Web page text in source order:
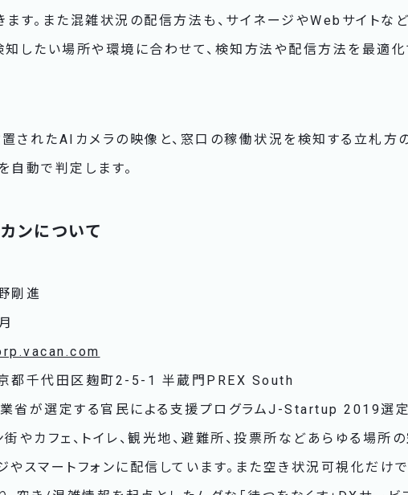
す。また混雑状況の配信方法も、サイネージやWebサイトな
知したい場所や環境に合わせて、検知方法や配信方法を最適
されたAIカメラの映像と、窓口の稼働状況を検知する立札方
自動で判定します。
ンについて
剛進
都千代田区麹町2-5-1 半蔵門PREX South
省が選定する官民による支援プログラムJ-Startup 2019​​選定
街やカフェ、トイレ、観光地、避難所、投票所などあらゆる場所
やスマートフォンに配信しています。また空き状況可視化だけ